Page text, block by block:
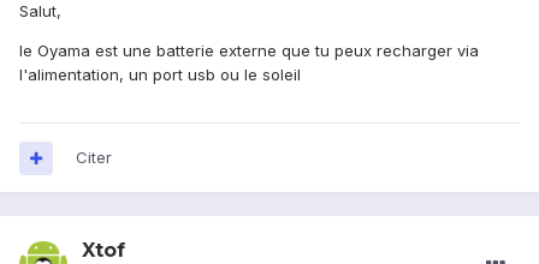
Salut,
le Oyama est une batterie externe que tu peux recharger via
l'alimentation, un port usb ou le soleil
Citer
Xtof